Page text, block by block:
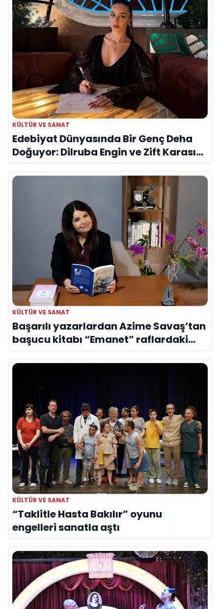
KÜLTÜR VE SANAT
Edebiyat Dünyasında Bir Genç Deha
Doğuyor: Dilruba Engin ve Zift Karası
Evreni ‘AVENOİR’
KÜLTÜR VE SANAT
Başarılı yazarlardan Azime Savaş’tan
başucu kitabı “Emanet” raflardaki
yerini aldı
KÜLTÜR VE SANAT
“Taklitle Hasta Bakılır” oyunu
engelleri sanatla aştı